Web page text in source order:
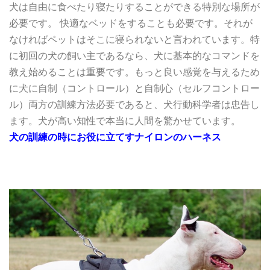
犬は自由に食べたり寝たりすることができる特別な場所が
必要です。
快適なベッドをすることも必要です。それが
なければペットはそこに寝られないと言われています。特
に初回の犬の飼い主であるなら、犬に基本的なコマンドを
教え始めることは重要です。もっと良い感覚を与えるため
に犬に自制（コントロール）と自制心（セルフコントロー
ル）両方の訓練方法必要であると、犬行動科学者は忠告し
ます。犬が高い知性で本当に人間を驚かせています。
犬の訓練の時にお役に立てすナイロンのハーネス